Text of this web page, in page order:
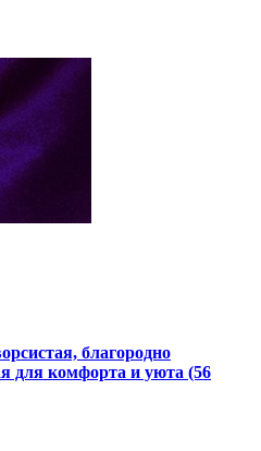
благородно
для комфорта и уюта (56